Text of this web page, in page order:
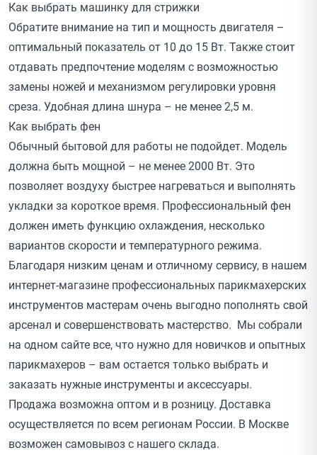
Как выбрать машинку для стрижки
Обратите внимание на тип и мощность двигателя –
оптимальный показатель от 10 до 15 Вт. Также стоит
отдавать предпочтение моделям с возможностью
замены ножей и механизмом регулировки уровня
среза. Удобная длина шнура – не менее 2,5 м.
Как выбрать фен
Обычный бытовой для работы не подойдет. Модель
должна быть мощной – не менее 2000 Вт. Это
позволяет воздуху быстрее нагреваться и выполнять
укладки за короткое время. Профессиональный фен
должен иметь функцию охлаждения, несколько
вариантов скорости и температурного режима.
Благодаря низким ценам и отличному сервису, в нашем
интернет-магазине профессиональных парикмахерских
инструментов мастерам очень выгодно пополнять свой
арсенал и совершенствовать мастерство. Мы собрали
на одном сайте все, что нужно для новичков и опытных
парикмахеров – вам остается только выбрать и
заказать нужные инструменты и аксессуары.
Продажа возможна оптом и в розницу. Доставка
осуществляется по всем регионам России. В Москве
возможен самовывоз с нашего склада.